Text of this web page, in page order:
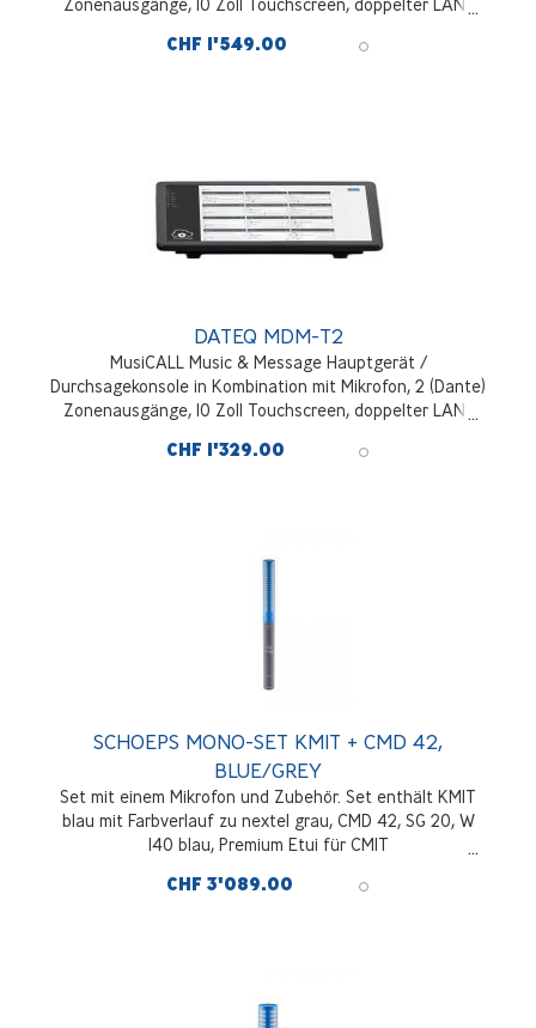
Zonenausgänge, 10 Zoll Touchscreen, doppelter LAN-
CHF 1'549.00
DATEQ MDM-T2
MusiCALL Music & Message Hauptgerät /
Durchsagekonsole in Kombination mit Mikrofon, 2 (Dante)
Zonenausgänge, 10 Zoll Touchscreen, doppelter LAN-
CHF 1'329.00
SCHOEPS MONO-SET KMIT + CMD 42,
BLUE/GREY
Set mit einem Mikrofon und Zubehör. Set enthält KMIT
blau mit Farbverlauf zu nextel grau, CMD 42, SG 20, W
140 blau, Premium Etui für CMIT
CHF 3'089.00